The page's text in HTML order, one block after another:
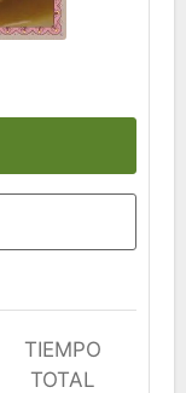
TIEMPO
TOTAL